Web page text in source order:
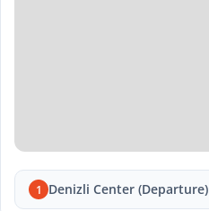
1 Denizli Center (Departure)